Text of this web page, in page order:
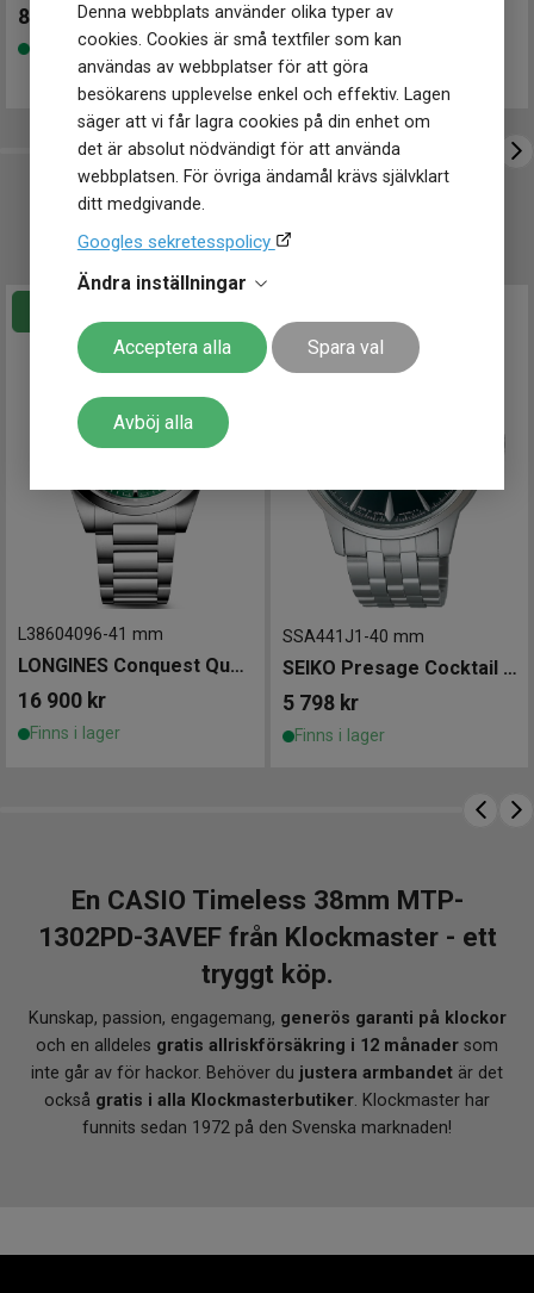
Denna webbplats använder olika typer av
cookies. Cookies är små textfiler som kan
användas av webbplatser för att göra
besökarens upplevelse enkel och effektiv. Lagen
säger att vi får lagra cookies på din enhet om
det är absolut nödvändigt för att använda
webbplatsen. För övriga ändamål krävs självklart
ditt medgivande.
Googles sekretesspolicy
Ändra inställningar
Acceptera alla Spara val
Avböj alla
105 g
Vattentät
Nej
Vattenskydd
5 ATM / 50 m
Glas material
Mineral
Spänne / lås
Viklås
Funktioner
Klockmaster Göteborg, Backaplan
Klockmaster Helsingborg Väla Rydbergs Ur
Klockmaster Hudiksvall
Klockmaster Kungälv
Klockmaster Malmö, Mobilia Urhandel
Klockmaster Norrköping, Becks Urhandel
Klockmaster Norrtälje
Klockmaster Nässjö
Klockmaster Stockholm, Fältöversten
Klockmaster Sundsvall
Klockmaster Tranås
Klockmaster Ulricehamn
Klockmaster Uppsala, Gränby
Klockmaster Östersund
899
Finns i lager
1 499 kr
Finns i lager
UTVALT FÖR DIG
L38604096-41 mm
LONGINES Conquest Quartz 41mm
16 900 kr
Finns i lager
SSA441J1 -40 mm
SEIKO Presage Cocktail Time 40mm
5 798 kr
Finns i lager
En CASIO Timeless 38mm MTP-
1302PD-3AVEF från Klockmaster - ett
tryggt köp.
Kunskap, passion, engagemang, generös garanti på klockor
och en alldeles gratis allriskförsäkring i 12 månader som
inte går av för hackor. Behöver du justera armbandet är det
också gratis i alla Klockmasterbutiker. Klockmaster har
funnits sedan 1972 på den Svenska marknaden!